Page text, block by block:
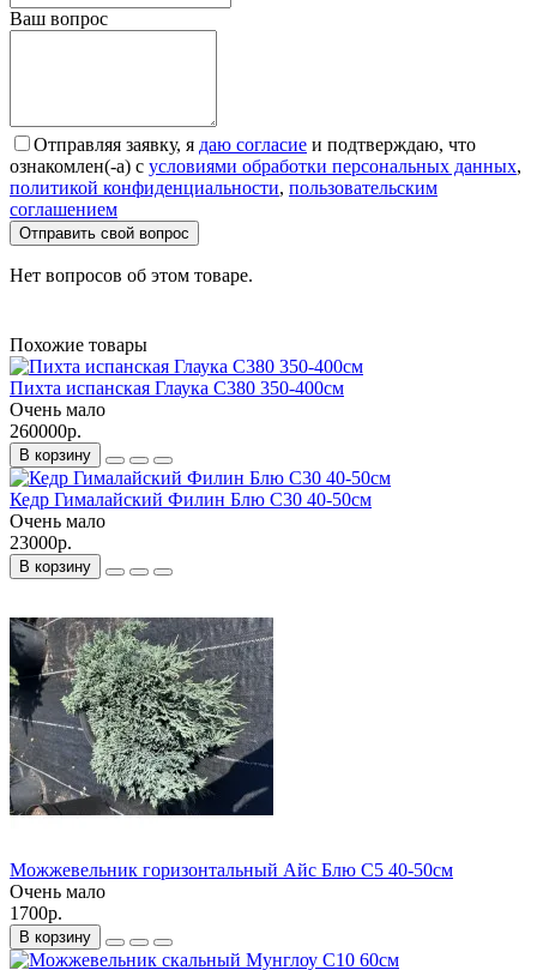
Ваш вопрос
Отправляя заявку, я даю согласие и подтверждаю, что
ознакомлен(-а) с условиями обработки персональных данных,
политикой конфиденциальности, пользовательским
соглашением
Отправить свой вопрос
Нет вопросов об этом товаре.
Похожие товары
Пихта испанская Глаука С380 350-400см
Очень мало
260000р.
В корзину
Кедр Гималайский Филин Блю С30 40-50см
Очень мало
23000р.
В корзину
Можжевельник горизонтальный Айс Блю С5 40-50см
Очень мало
1700р.
В корзину